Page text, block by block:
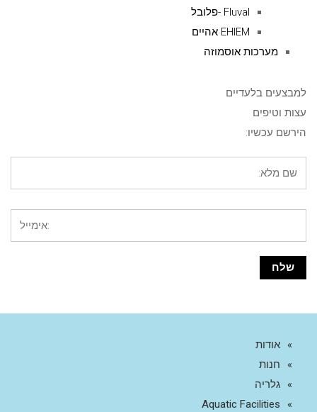
Fluval -פלובל
EHIEM אהיים
מערכות אוסמוזה
למבצעים בלעדיים
עצות וטיפים
הירשם עכשיו:
אודות
חנות
גלריה
Aquatic Facilities